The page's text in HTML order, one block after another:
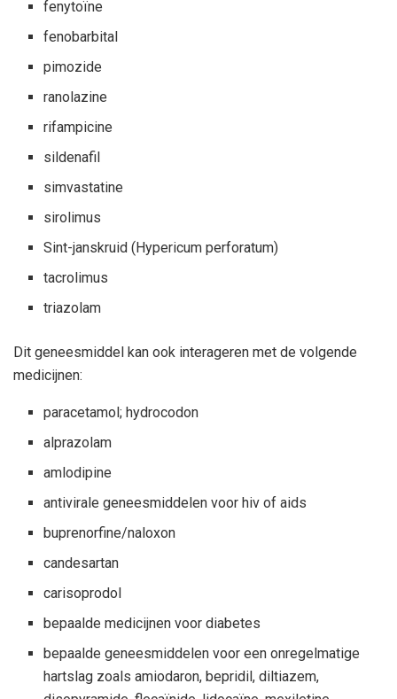
fenytoïne
fenobarbital
pimozide
ranolazine
rifampicine
sildenafil
simvastatine
sirolimus
Sint-janskruid (Hypericum perforatum)
tacrolimus
triazolam
Dit geneesmiddel kan ook interageren met de volgende
medicijnen:
paracetamol; hydrocodon
alprazolam
amlodipine
antivirale geneesmiddelen voor hiv of aids
buprenorfine/naloxon
candesartan
carisoprodol
bepaalde medicijnen voor diabetes
bepaalde geneesmiddelen voor een onregelmatige
hartslag zoals amiodaron, bepridil, diltiazem,